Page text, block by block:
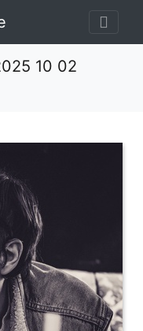
02 Der Nino aus Wien DSC07473 Dominik Riedel Fotografie